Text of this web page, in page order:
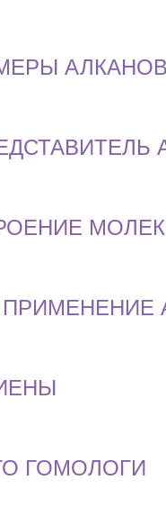
АЛКАНОВ
ПРИМЕНЕНИЕ
ГОМОЛОГИ